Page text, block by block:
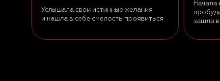
Услышала свои истинные желания
и нашла в себе смелость проявиться
Начала
зашла